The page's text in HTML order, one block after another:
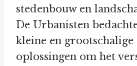
stedenbouw en
De Urbanisten
kleine en
oplossingen om het